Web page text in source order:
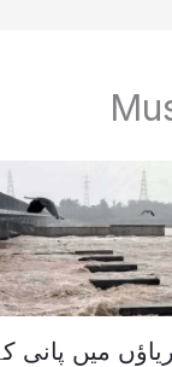
میں پانی